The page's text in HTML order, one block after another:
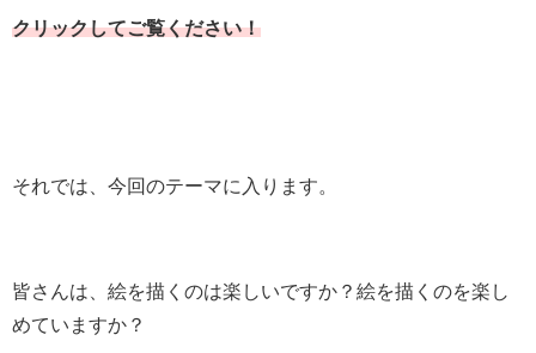
クリックしてご覧ください！
それでは、今回のテーマに入ります。
皆さんは、絵を描くのは楽しいですか？絵を描くのを楽し
めていますか？